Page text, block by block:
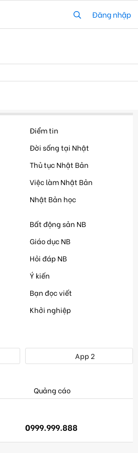
Đăng nhập
Điểm tin
Đời sống tại Nhật
Thủ tục Nhật Bản
Việc làm Nhật Bản
Nhật Bản học
Bất động sản NB
Giáo dục NB
Hỏi đáp NB
Ý kiến
Bạn đọc viết
Khởi nghiệp
App 2
Quảng cáo
0999.999.888